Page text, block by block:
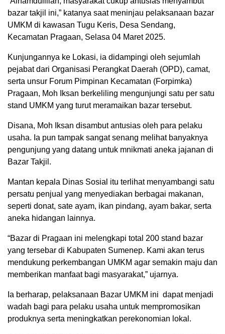
bazar takjil ini,” katanya saat meninjau pelaksanaan bazar
UMKM di kawasan Tugu Keris, Desa Sendang,
Kecamatan Pragaan, Selasa 04 Maret 2025.
Kunjungannya ke Lokasi, ia didampingi oleh sejumlah
pejabat dari Organisasi Perangkat Daerah (OPD), camat,
serta unsur Forum Pimpinan Kecamatan (Forpimka)
Pragaan, Moh Iksan berkeliling mengunjungi satu per satu
stand UMKM yang turut meramaikan bazar tersebut.
Disana, Moh Iksan disambut antusias oleh para pelaku
usaha. Ia pun tampak sangat senang melihat banyaknya
pengunjung yang datang untuk mnikmati aneka jajanan di
Bazar Takjil.
Mantan kepala Dinas Sosial itu terlihat menyambangi satu
persatu penjual yang menyediakan berbagai makanan,
seperti donat, sate ayam, ikan pindang, ayam bakar, serta
aneka hidangan lainnya.
“Bazar di Pragaan ini melengkapi total 200 stand bazar
yang tersebar di Kabupaten Sumenep. Kami akan terus
mendukung perkembangan UMKM agar semakin maju dan
memberikan manfaat bagi masyarakat,” ujarnya.
Ia berharap, pelaksanaan Bazar UMKM ini dapat menjadi
wadah bagi para pelaku usaha untuk mempromosikan
produknya serta meningkatkan perekonomian lokal.